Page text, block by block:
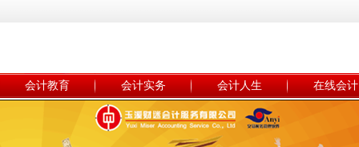
会计教育 会计实务 会计人生 在线会计